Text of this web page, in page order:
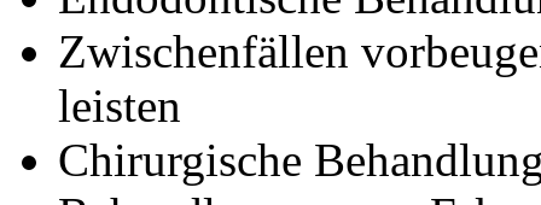
Zwischenfällen
leisten
Chirurgische